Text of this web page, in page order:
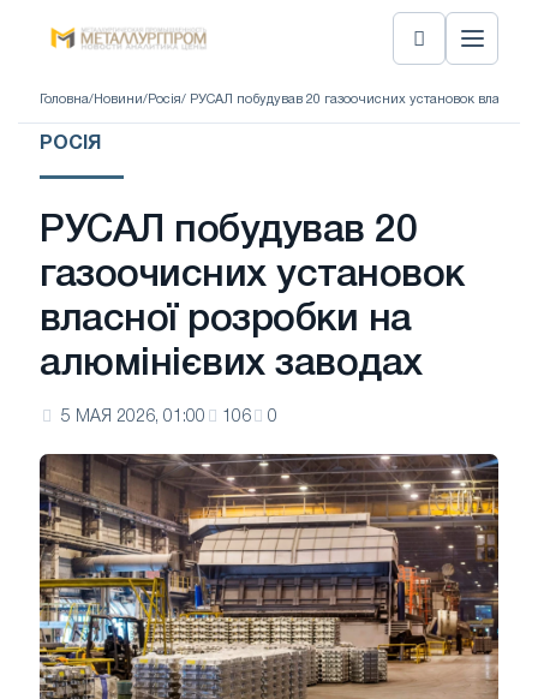
Головна/ Новини/ Росія/ РУСАЛ побудував 20 газоочисних установок власної
РОСІЯ
РУСАЛ побудував 20
газоочисних установок
власної розробки на
алюмінієвих заводах
5 МАЯ 2026, 01:00 106 0